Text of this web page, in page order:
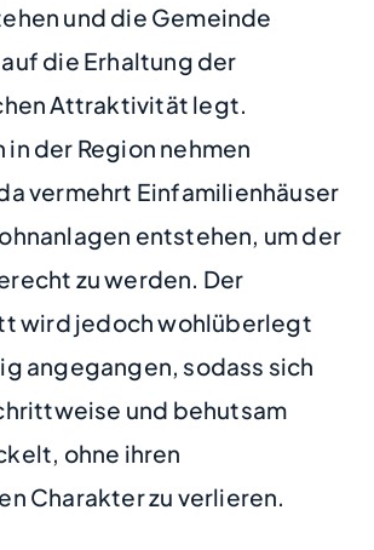
und die Gemeinde
die Erhaltung der
Attraktivität legt.
in der Region nehmen
vermehrt Einfamilienhäuser
entstehen, um der
zu werden. Der
wird jedoch wohlüberlegt
angegangen, sodass sich
und behutsam
ohne ihren
Charakter zu verlieren.